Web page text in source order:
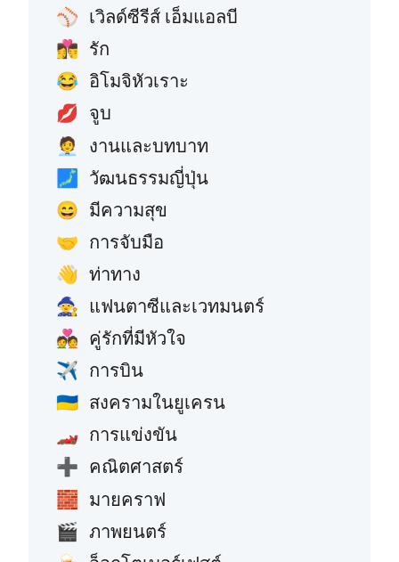
⚾ เวิลด์ซีรีส์ เอ็มแอลบี
👩‍❤️‍💋‍👨 รัก
😂 อิโมจิหัวเราะ
💋 จูบ
🧑‍💼 งานและบทบาท
🗾 วัฒนธรรมญี่ปุ่น
😄 มีความสุข
🤝 การจับมือ
👋 ท่าทาง
🧙 แฟนตาซีและเวทมนตร์
💑 คู่รักที่มีหัวใจ
✈️ การบิน
🇺🇦 สงครามในยูเครน
🏎️ การแข่งขัน
➕ คณิตศาสตร์
🧱 มายคราฟ
🎬 ภาพยนตร์